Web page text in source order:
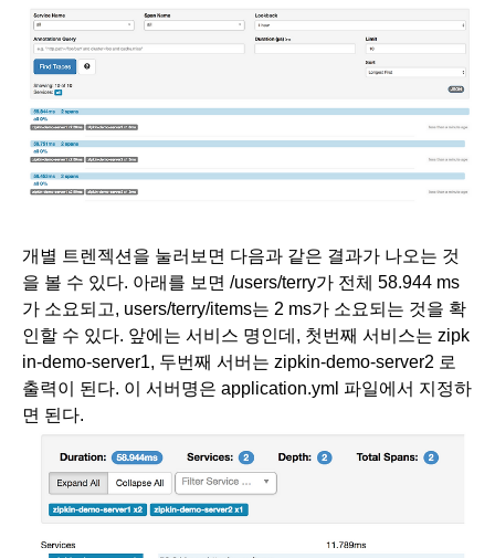
개별 트렌젝션을 눌러보면 다음과 같은 결과가 나오는 것
을 볼 수 있다. 아래를 보면 /users/terry가 전체 58.944 ms
가 소요되고, users/terry/items는 2 ms가 소요되는 것을 확
인할 수 있다. 앞에는 서비스 명인데, 첫번째 서비스는 zipk
in-demo-server1, 두번째 서버는 zipkin-demo-server2 로
출력이 된다. 이 서버명은 application.yml 파일에서 지정하
면 된다.